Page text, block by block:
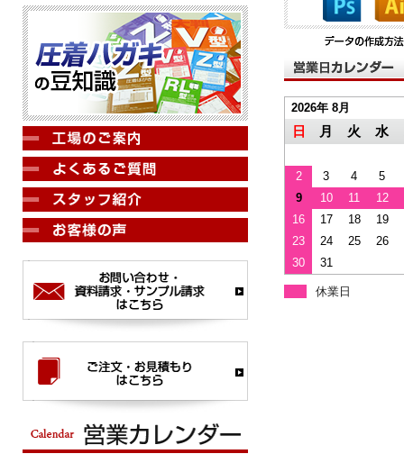
2026年 8月
日 月 火 水
2 3 4
5
9
10 11
12
16
17 18
19
23
24 25
26
30
31
休業日